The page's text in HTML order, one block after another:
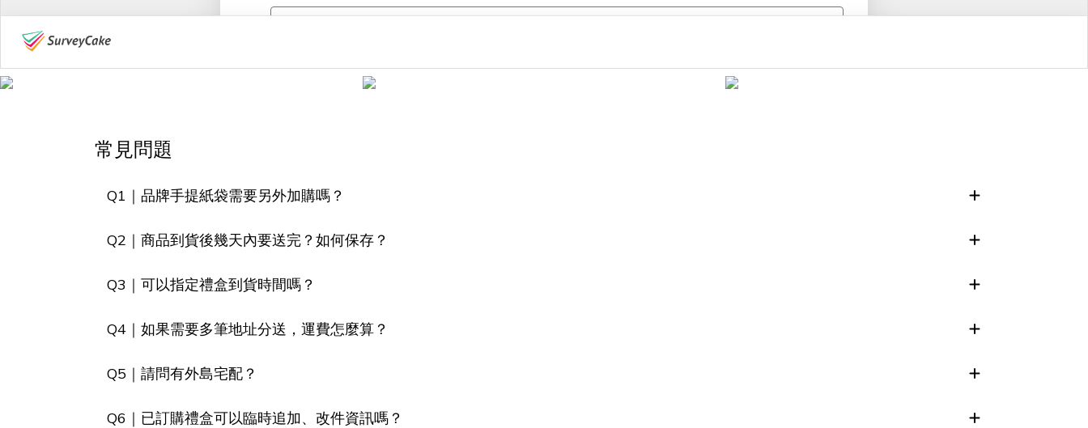
常見問題
Q1｜品牌手提紙袋需要另外加購嗎？
Q2｜商品到貨後幾天內要送完？如何保存？
Q3｜可以指定禮盒到貨時間嗎？
Q4｜如果需要多筆地址分送，運費怎麼算？
Q5｜請問有外島宅配？
Q6｜已訂購禮盒可以臨時追加、改件資訊嗎？